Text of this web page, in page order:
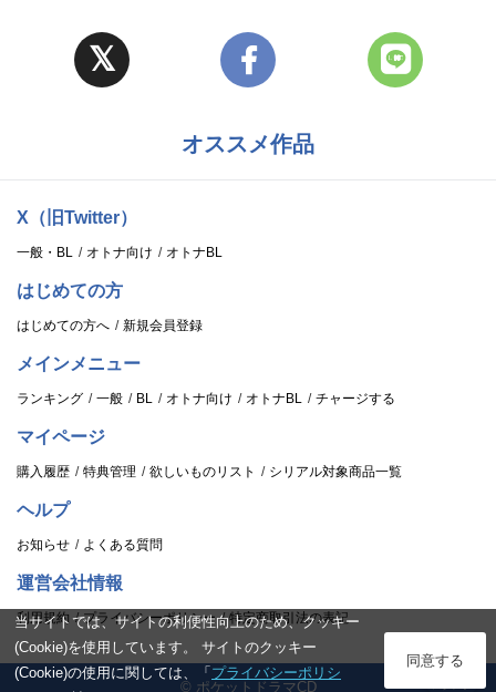
オススメ作品
X（旧Twitter）
一般・BL オトナ向け オトナBL
はじめての方
はじめての方へ 新規会員登録
メインメニュー
ランキング 一般 BL オトナ向け オトナBL チャージする
マイページ
購入履歴 特典管理 欲しいものリスト シリアル対象商品一覧
ヘルプ
お知らせ よくある質問
運営会社情報
利用規約 プライバシーポリシー 特定商取引法の表記
© ポケットドラマCD
当サイトでは、サイトの利便性向上のため、クッキー
(Cookie)を使用しています。 サイトのクッキー
(Cookie)の使用に関しては、「 プライバシーポリシ
同意する